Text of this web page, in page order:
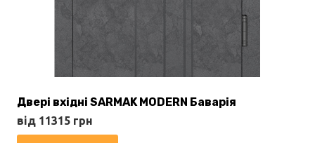
Двері вхідні SARMAK MODERN Баварія
від 11315 грн